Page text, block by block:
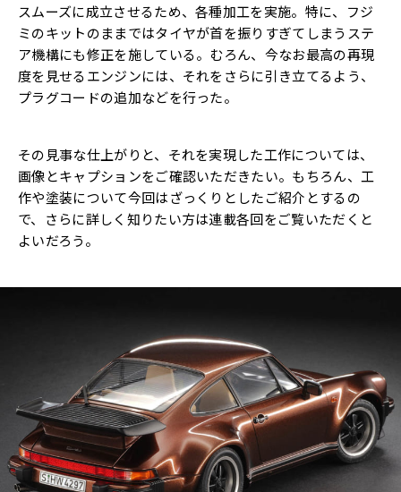
スムーズに成立させるため、各種加工を実施。特に、フジ
ミのキットのままではタイヤが首を振りすぎてしまうステ
ア機構にも修正を施している。むろん、今なお最高の再現
度を見せるエンジンには、それをさらに引き立てるよう、
プラグコードの追加などを行った。
その見事な仕上がりと、それを実現した工作については、
画像とキャプションをご確認いただきたい。もちろん、工
作や塗装について今回はざっくりとしたご紹介とするの
で、さらに詳しく知りたい方は連載各回をご覧いただくと
よいだろう。